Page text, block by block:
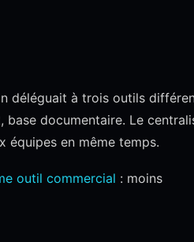
déléguait à trois outils
documentaire. Le
équipes en même temps.
outil commercial : moins